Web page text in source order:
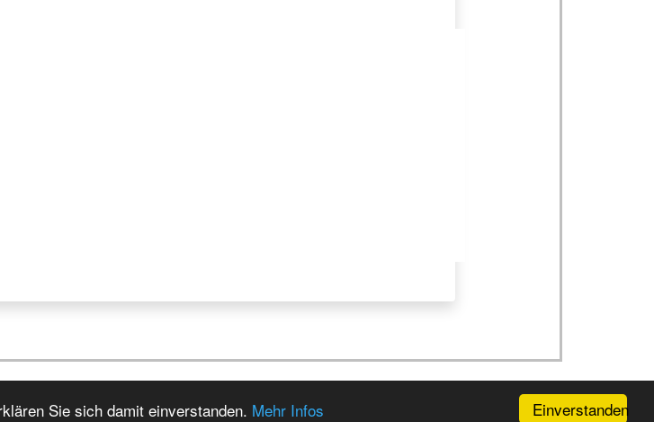
Einverstanden
Sie sich damit einverstanden. Mehr Infos